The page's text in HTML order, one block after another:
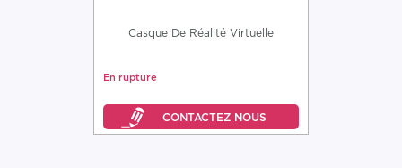
Casque De Réalité Virtuelle
En rupture